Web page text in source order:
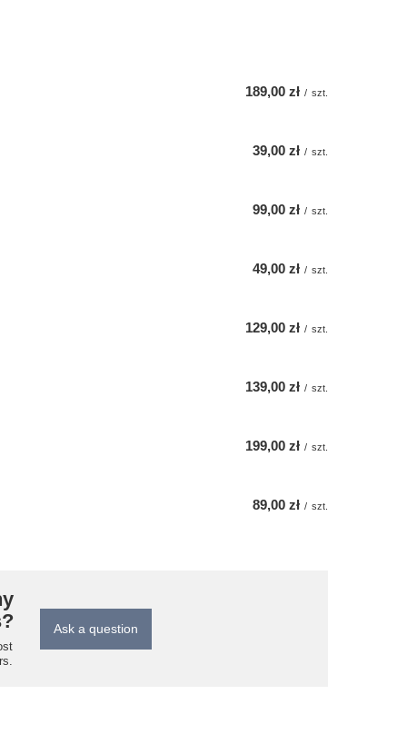
189,00 zł / szt.
39,00 zł / szt.
99,00 zł / szt.
49,00 zł / szt.
129,00 zł / szt.
139,00 zł / szt.
199,00 zł / szt.
89,00 zł / szt.
Ask a question